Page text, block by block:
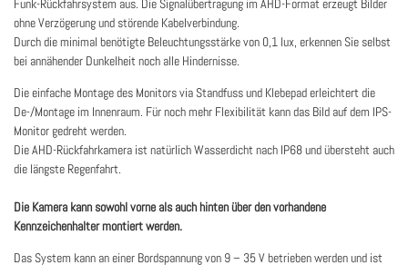
Funk-Rückfahrsystem aus. Die Signalübertragung im AHD-Format erzeugt Bilder
ohne Verzögerung und störende Kabelverbindung.
Durch die minimal benötigte Beleuchtungsstärke von 0,1 lux, erkennen Sie selbst
bei annähender Dunkelheit noch alle Hindernisse.
Die einfache Montage des Monitors via Standfuss und Klebepad erleichtert die
De-/Montage im Innenraum. Für noch mehr Flexibilität kann das Bild auf dem IPS-
Monitor gedreht werden.
Die AHD-Rückfahrkamera ist natürlich Wasserdicht nach IP68 und übersteht auch
die längste Regenfahrt.
Die Kamera kann sowohl vorne als auch hinten über den vorhandene
Kennzeichenhalter montiert werden.
Das System kann an einer Bordspannung von 9 – 35 V betrieben werden und ist